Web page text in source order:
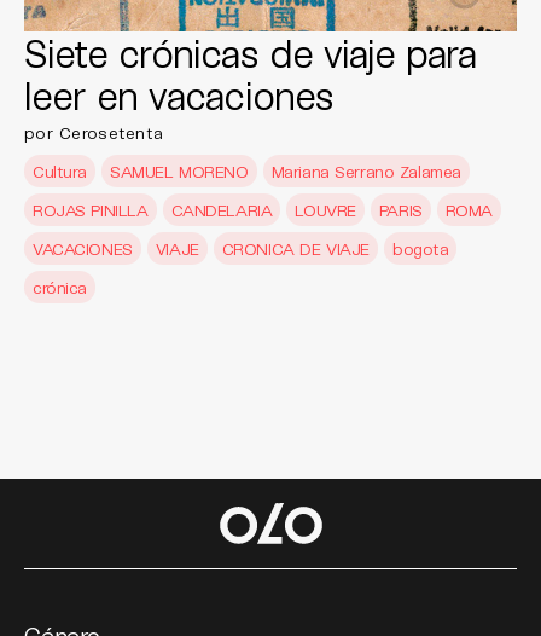
Siete crónicas de viaje para
leer en vacaciones
por Cerosetenta
Cultura
SAMUEL MORENO
Mariana Serrano Zalamea
ROJAS PINILLA
CANDELARIA LOUVRE PARIS
ROMA
VACACIONES
VIAJE CRONICA DE VIAJE
bogota
crónica